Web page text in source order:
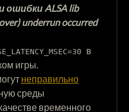
ошибки ALSA lib
underrun occurred
в
игры.
неправильно
среды
временного